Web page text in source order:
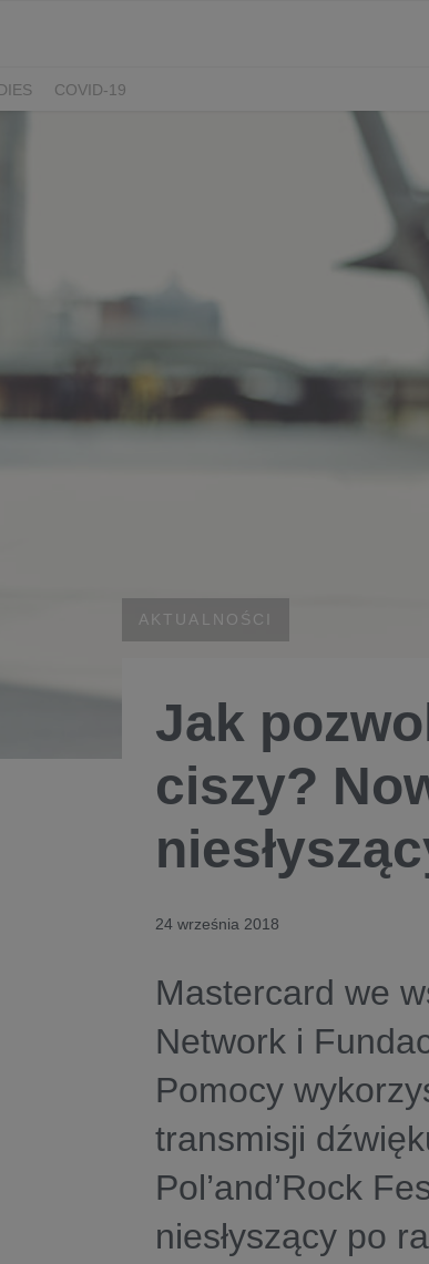
COVID-19
AKTUALNOŚCI
Jak
ciszy?
24 września 2018
Mastercard we
Network i
Pomocy
transmisji
Pol’and’Rock
niesłyszący po